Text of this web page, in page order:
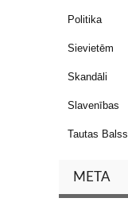
Politika
Sievietēm
Skandāli
Slavenības
Tautas Balss
META